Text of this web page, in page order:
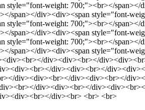
weight: 700;"><br></
span></div><div><span style="font-
weight: 700;"><br></
span></div><div><span style="font-
weight: 700;"><br></
span></div><div><span style="font-
div><div><br></
div><div><br></
div><div><br></div><div><br></
div><div><br></
div><br> <br> <br>